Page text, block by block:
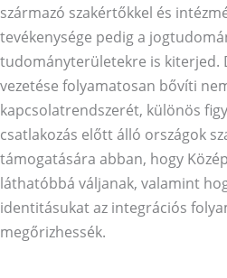
származó szakértőkkel és
tevékenysége pedig a
tudományterületekre is kiterjed.
vezetése folyamatosan bővíti
kapcsolatrendszerét, különös
csatlakozás előtt álló országok
támogatására abban, hogy
láthatóbbá váljanak, valamint
identitásukat az integrációs
megőrizhessék.